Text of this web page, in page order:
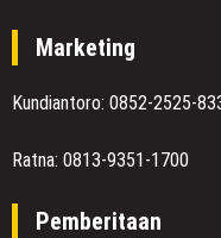
Marketing
Kundiantoro: 0852-2525-
Ratna: 0813-9351-1700
Pemberitaan